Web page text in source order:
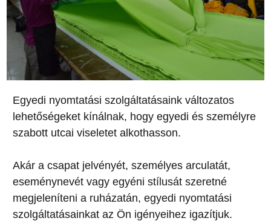
Egyedi nyomtatási szolgáltatásaink változatos
lehetőségeket kínálnak, hogy egyedi és személyre
szabott utcai viseletet alkothasson.
Akár a csapat jelvényét, személyes arculatát,
eseménynevét vagy egyéni stílusát szeretné
megjeleníteni a ruházatán, egyedi nyomtatási
szolgáltatásainkat az Ön igényeihez igazítjuk.